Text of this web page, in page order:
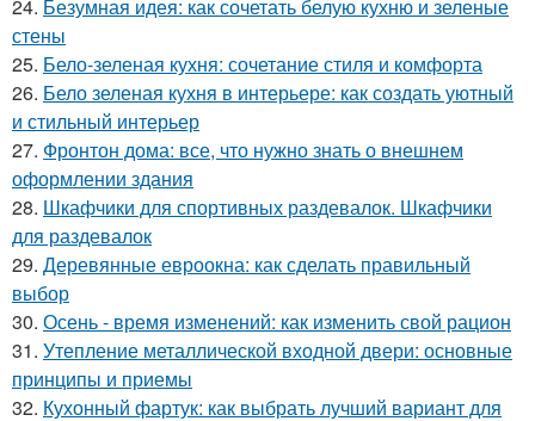
24. Безумная идея: как сочетать белую кухню и зеленые
стены
25. Бело-зеленая кухня: сочетание стиля и комфорта
26. Бело зеленая кухня в интерьере: как создать уютный
и стильный интерьер
27. Фронтон дома: все, что нужно знать о внешнем
оформлении здания
28. Шкафчики для спортивных раздевалок. Шкафчики
для раздевалок
29. Деревянные евроокна: как сделать правильный
выбор
30. Осень - время изменений: как изменить свой рацион
31. Утепление металлической входной двери: основные
принципы и приемы
32. Кухонный фартук: как выбрать лучший вариант для